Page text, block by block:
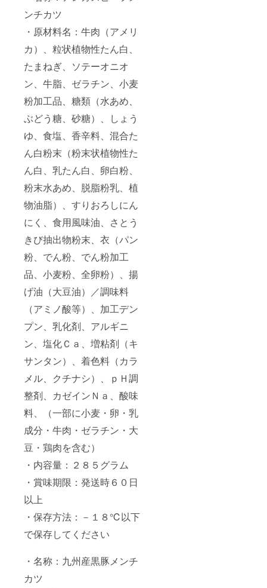
ンチカツ
・原材料名：牛肉（アメリ
カ）、粒状植物性たん白、
たまねぎ、ソテーオニオ
ン、牛脂、ゼラチン、小麦
粉加工品、糖類（水あめ、
ぶどう糖、砂糖）、しょう
ゆ、食塩、香辛料、混合た
ん白粉末（粉末状植物性た
ん白、乳たん白、卵白粉、
粉末水あめ、脱脂粉乳、植
物油脂）、すりおろしにん
にく、食用風味油、さとう
きび抽出物粉末、衣（パン
粉、でん粉、でん粉加工
品、小麦粉、全卵粉）、揚
げ油（大豆油）／調味料
（アミノ酸等）、加工デン
プン、乳化剤、アルギニ
ン、塩化Ｃａ、増粘剤（キ
サンタン）、着色料（カラ
メル、クチナシ）、ｐＨ調
整剤、カゼインＮａ、酸味
料、（一部に小麦・卵・乳
成分・牛肉・ゼラチン・大
豆・鶏肉を含む）
・内容量：２８５グラム
・賞味期限：発送時６０日
以上
・保存方法：－１８℃以下
で保存してください
・名称：九州産黒豚メンチ
カツ